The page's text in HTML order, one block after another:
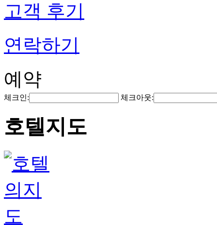
고객 후기
연락하기
예약
체크인: 체크아웃:
호텔지도